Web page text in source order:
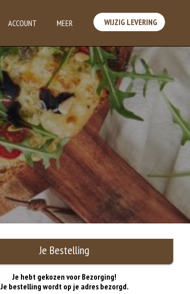
ACCOUNT MEER WIJZIG LEVERING
Je hebt gekozen voor Bezorging!
Je bestelling wordt op je adres bezorgd.
Je Bestelling